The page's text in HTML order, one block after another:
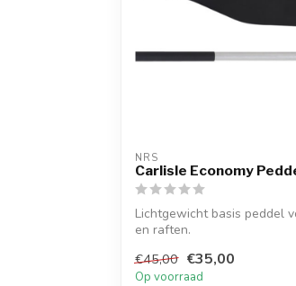
NRS
Carlisle Economy
Lichtgewicht basis peddel
en raften.
€45,00 €35,00
Op voorraad